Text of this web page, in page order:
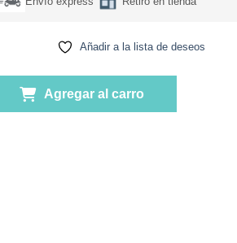
Añadir a la lista de deseos
Agregar al carro